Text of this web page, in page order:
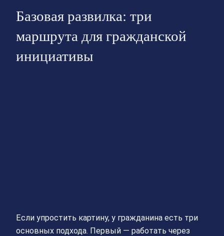
Базовая развилка: три
маршрута для гражданской
инициативы
Если упростить картину, у гражданина есть три
основных подхода. Первый — работать через